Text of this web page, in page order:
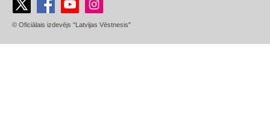
© Oficiālais izdevējs "Latvijas Vēstnesis"